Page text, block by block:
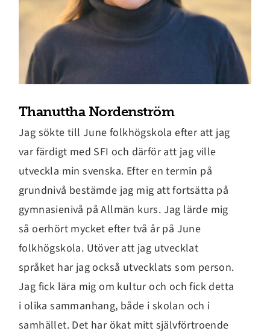
Thanuttha Nordenström
Jag sökte till June folkhögskola efter att jag
var färdigt med SFI och därför att jag ville
utveckla min svenska. Efter en termin på
grundnivå bestämde jag mig att fortsätta på
gymnasienivå på Allmän kurs. Jag lärde mig
så oerhört mycket efter två år på June
folkhögskola. Utöver att jag utvecklat
språket har jag också utvecklats som person.
Jag fick lära mig om kultur och och fick detta
i olika sammanhang, både i skolan och i
samhället. Det har ökat mitt självförtroende